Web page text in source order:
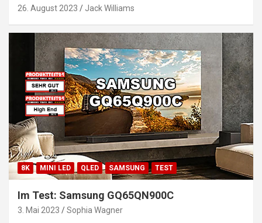
26. August 2023 Jack Williams
8K MINI LED QLED SAMSUNG TEST
Im Test: Samsung GQ65QN900C
3. Mai 2023 Sophia Wagner